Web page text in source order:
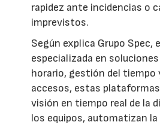
rapidez ante incidencias o
imprevistos.
Según explica Grupo Spec,
especializada en
horario, gestión del tiempo
accesos, estas
visión en tiempo real de la
los equipos, automatizan